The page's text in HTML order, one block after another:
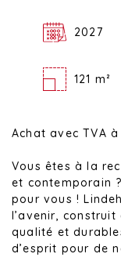
2027
121 m²
Achat avec TVA
Vous êtes à la
et contemporain
pour vous !
l’avenir,
qualité et
d’esprit pour de